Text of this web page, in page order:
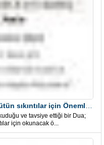
ve tavsiye ettiği bir Dua;
için okunacak ö...